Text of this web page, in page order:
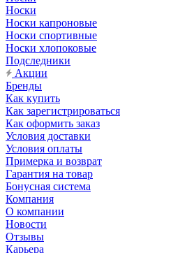
Носки
Носки капроновые
Носки спортивные
Носки хлопоковые
Подследники
Акции
Бренды
Как купить
Как зарегистрироваться
Как оформить заказ
Условия доставки
Условия оплаты
Примерка и возврат
Гарантия на товар
Бонусная система
Компания
О компании
Новости
Отзывы
Карьера